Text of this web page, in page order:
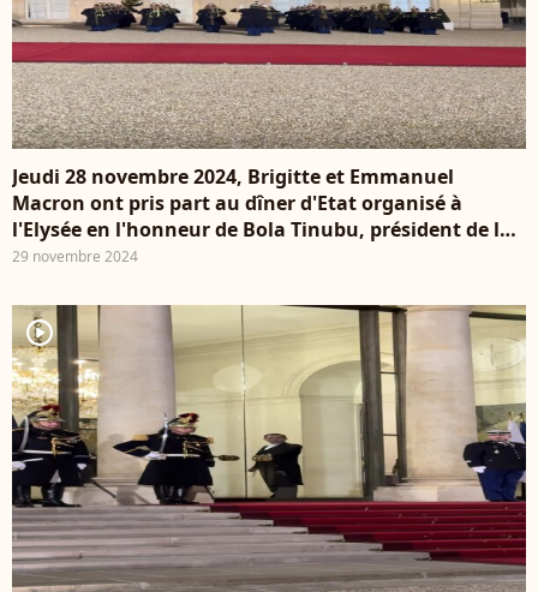
Jeudi 28 novembre 2024, Brigitte et Emmanuel
Macron ont pris part au dîner d'Etat organisé à
l'Elysée en l'honneur de Bola Tinubu, président de la
République fédérale du Nigeria et de son épouse,
impression avec leur élégance distinguée
29 novembre 2024
player2